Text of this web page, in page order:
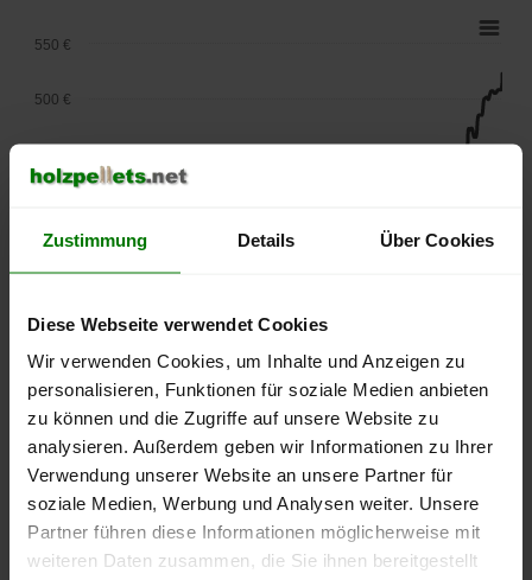
Zustimmung Details Über Cookies
Diese Webseite verwendet Cookies
Wir verwenden Cookies, um Inhalte und Anzeigen zu
personalisieren, Funktionen für soziale Medien anbieten
zu können und die Zugriffe auf unsere Website zu
analysieren. Außerdem geben wir Informationen zu Ihrer
Verwendung unserer Website an unsere Partner für
soziale Medien, Werbung und Analysen weiter. Unsere
Partner führen diese Informationen möglicherweise mit
weiteren Daten zusammen, die Sie ihnen bereitgestellt
lose Ware Sackware
September
Januar
Mai
250 €
300 €
500 €
550 €
Die aktuelle Preisentwicklung für Holzpellets in Deutschland
können Sie jederzeit auf unsererPelletspreise-Seite
nachvollziehen.